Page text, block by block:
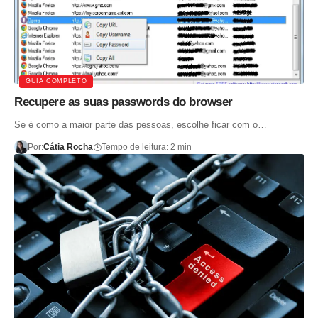
GUIA COMPLETO
Recupere as suas passwords do browser
Se é como a maior parte das pessoas, escolhe ficar com o…
Por:Cátia Rocha Tempo de leitura: 2 min